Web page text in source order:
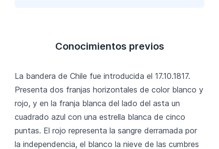
Conocimientos previos
La bandera de Chile fue introducida el 17.10.1817.
Presenta dos franjas horizontales de color blanco y
rojo, y en la franja blanca del lado del asta un
cuadrado azul con una estrella blanca de cinco
puntas. El rojo representa la sangre derramada por
la independencia, el blanco la nieve de las cumbres